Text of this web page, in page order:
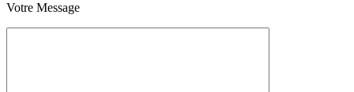
Votre Message